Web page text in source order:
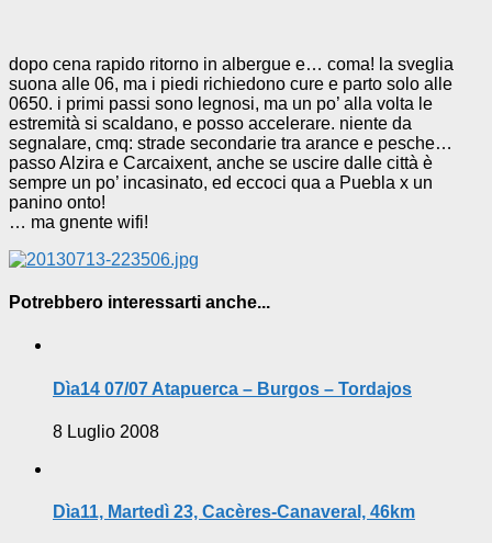
dopo cena rapido ritorno in albergue e… coma! la sveglia
suona alle 06, ma i piedi richiedono cure e parto solo alle
0650. i primi passi sono legnosi, ma un po’ alla volta le
estremità si scaldano, e posso accelerare. niente da
segnalare, cmq: strade secondarie tra arance e pesche…
passo Alzira e Carcaixent, anche se uscire dalle città è
sempre un po’ incasinato, ed eccoci qua a Puebla x un
panino onto!
… ma gnente wifi!
Potrebbero interessarti anche...
Dìa14 07/07 Atapuerca – Burgos – Tordajos
8 Luglio 2008
Dìa11, Martedì 23, Cacères-Canaveral, 46km